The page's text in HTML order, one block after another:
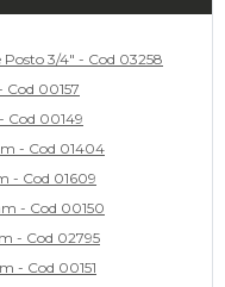
3/4" - Cod 03258
Cod 00157
Cod 00149
- Cod 01404
- Cod 01609
- Cod 00150
- Cod 02795
- Cod 00151